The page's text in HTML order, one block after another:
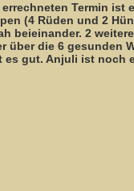
errechneten Termin
(4 Rüden und 2
beieinander. 2
über die 6 gesunden
es gut. Anjuli ist noch